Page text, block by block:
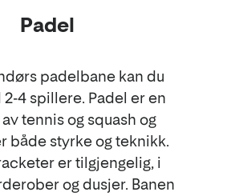
Padel
padelbane kan du
4 spillere. Padel er en
tennis og squash og
både styrke og teknikk.
er tilgjengelig, i
og dusjer. Banen